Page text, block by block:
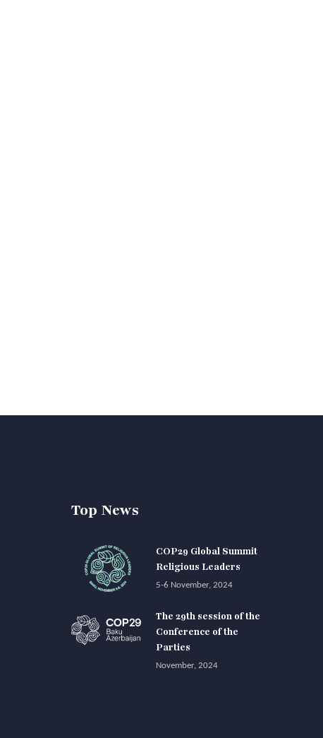
Top News
COP29 Global Summit
Religious Leaders
5-6 November, 2024
The 29th session of the
Conference of the
Parties
November, 2024